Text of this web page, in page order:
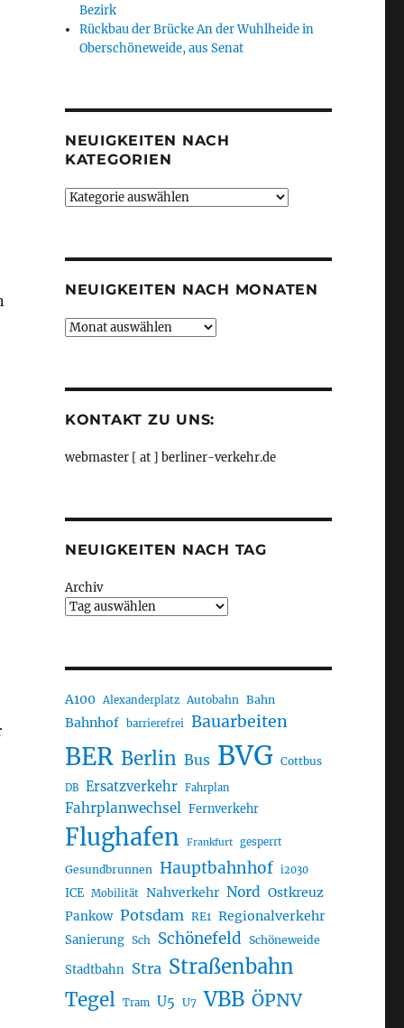
Bezirk
Rückbau der Brücke An der Wuhlheide in
Oberschöneweide, aus Senat
NEUIGKEITEN NACH
KATEGORIEN
Neuigkeiten
NEUIGKEITEN NACH MONATEN
Neuigkeiten
KONTAKT ZU UNS:
webmaster [ at ] berliner-verkehr.de
NEUIGKEITEN NACH TAG
Archiv
A100 Alexanderplatz Autobahn Bahn
Bahnhof barrierefrei Bauarbeiten
BER Berlin Bus BVG Cottbus
DB Ersatzverkehr Fahrplan
Fahrplanwechsel Fernverkehr
Flughafen Frankfurt gesperrt
Gesundbrunnen Hauptbahnhof i2030
ICE Mobilität Nahverkehr Nord Ostkreuz
Pankow Potsdam RE1 Regionalverkehr
Sanierung Sch Schönefeld Schöneweide
Stadtbahn Stra Straßenbahn
Tegel Tram U5 U7 VBB ÖPNV